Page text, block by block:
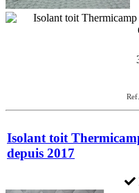
Ref.
Isolant toit
depuis 2017